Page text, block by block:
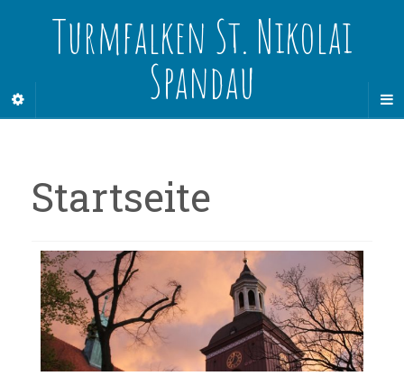
Turmfalken St. Nikolai
Spandau
Startseite